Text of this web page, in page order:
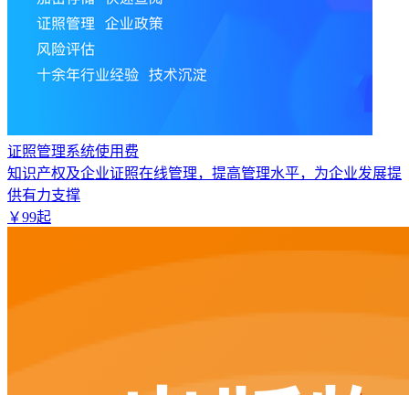
证照管理系统使用费
知识产权及企业证照在线管理，提高管理水平，为企业发展提
供有力支撑
￥99起